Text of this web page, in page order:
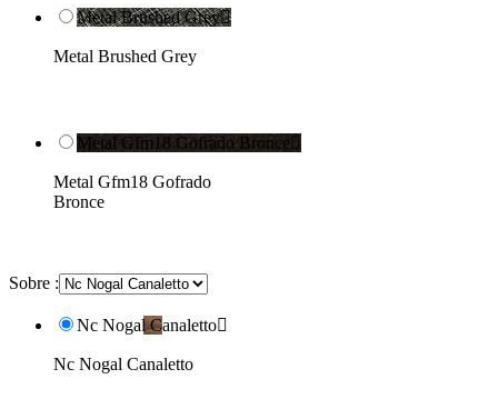
Metal Brushed Grey
Metal Brushed Grey
Metal Gfm18 Gofrado Bronce
Metal Gfm18 Gofrado
Bronce
Sobre :
Nc Nogal Canaletto
Nc Nogal Canaletto